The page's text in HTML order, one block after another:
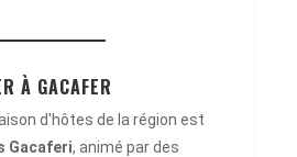
À GACAFER
d'hôtes de la région est
Gacaferi, animé par des